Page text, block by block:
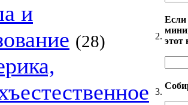
и
(28) 2.
Если
этот
3.